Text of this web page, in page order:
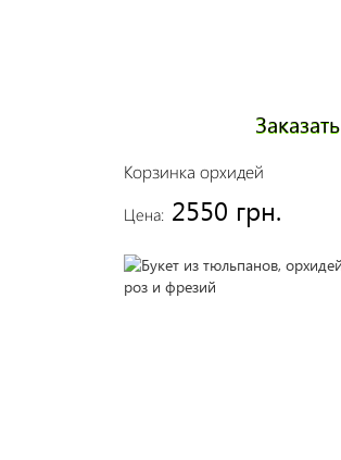
Корзинка орхидей
Цена: 2550 грн.
Заказать